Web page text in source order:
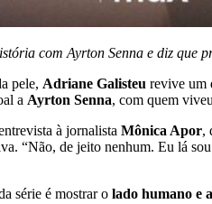
com Ayrton Senna e diz
pele, Adriane Galisteu revive um
a Ayrton Senna, com quem
à jornalista Mônica Apor,
“Não, de jeito nenhum. Eu lá
série é mostrar o lado humano e